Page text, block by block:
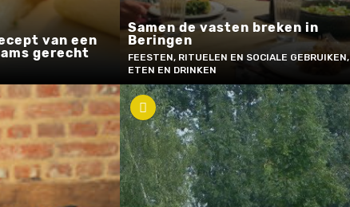
van een
gerecht
Samen de vasten breken in
Beringen
FEESTEN, RITUELEN EN SOCIALE GEBRUIKEN,
ETEN EN DRINKEN